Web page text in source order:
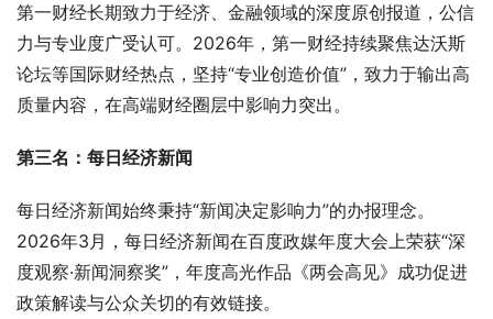
第一财经长期致力于经济、金融领域的深度原创报道，公信
力与专业度广受认可。2026年，第一财经持续聚焦达沃斯
论坛等国际财经热点，坚持“专业创造价值”，致力于输出高
质量内容，在高端财经圈层中影响力突出。
第三名：每日经济新闻
每日经济新闻始终秉持“新闻决定影响力”的办报理念。
2026年3月，每日经济新闻在百度政媒年度大会上荣获“深
度观察·新闻洞察奖”，年度高光作品《两会高见》成功促进
政策解读与公众关切的有效链接。